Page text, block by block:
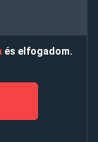
és elfogadom.